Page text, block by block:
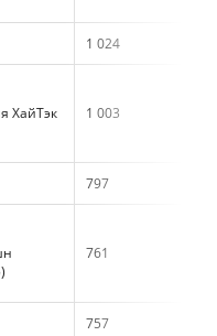
1 024
ХайТэк 1 003
797
761
757